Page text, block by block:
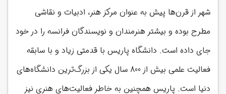
شهر از قرن‌ها پیش به عنوان مرکز هنر، ادبیات و نقاشی
مطرح بوده و بیشتر هنرمندان و نویسندگان فرانسه را در خود
جای داده است. دانشگاه پاریس با قدمتی زیاد و با سابقه
فعالیت علمی بیش از 800 سال یکی از بزرگ‌ترین دانشگاه‌های
دنیا است. پاریس همچنین به خاطر فعالیت‌های هنری نیز